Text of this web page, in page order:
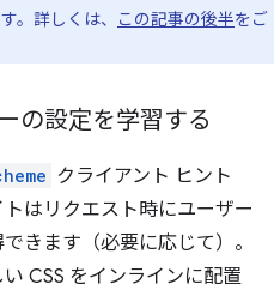
。詳しくは、 この記事の後半をご
の設定を学習する
クライアント ヒント
はリクエスト時にユーザー
きます（必要に応じて）。
CSS をインラインに配置